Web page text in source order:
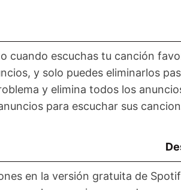
cuando escuchas tu canción
y solo puedes eliminarlos
y elimina todos los
para escuchar sus
en la versión gratuita de